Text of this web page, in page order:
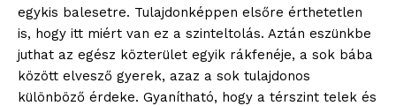
egykis balesetre. Tulajdonképpen elsőre érthetetlen
is, hogy itt miért van ez a szinteltolás. Aztán eszünkbe
juthat az egész közterület egyik rákfenéje, a sok bába
között elvesző gyerek, azaz a sok tulajdonos
különböző érdeke. Gyanítható, hogy a térszint telek és